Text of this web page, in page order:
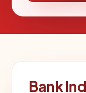
Bank